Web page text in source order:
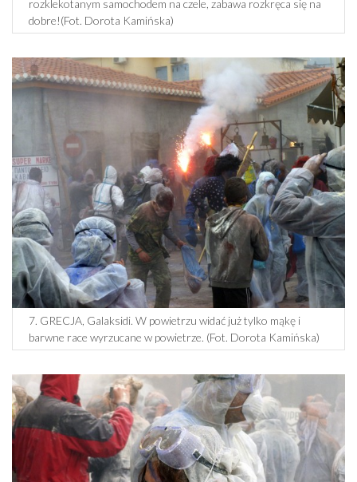
rozklekotanym samochodem na czele, zabawa rozkręca się na
dobre!(Fot. Dorota Kamińska)
7. GRECJA, Galaksidi. W powietrzu widać już tylko mąkę i
barwne race wyrzucane w powietrze. (Fot. Dorota Kamińska)